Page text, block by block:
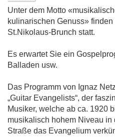
Unter dem Motto
kulinarischen Genuss»
St.Nikolaus-Brunch statt.
Es erwartet Sie ein
Balladen usw.
Das Programm von Ignaz
„Guitar Evangelists“, der
Musiker, welche ab ca. 1920
musikalisch hohem Niveau in
Straße das Evangelium